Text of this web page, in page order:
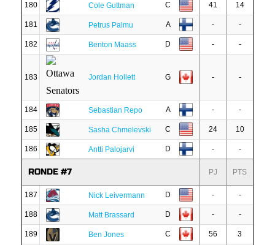
180 Cole Guttman C 41 14
181 Petrus Palmu A - -
182 Benton Maass D - -
183 Jordan Hollett G - -
184 Sebastian Repo A - -
185 Sasha Chmelevski C 24 10
186 Antti Palojarvi D - -
RONDE #7 PJ PTS
187 Nick Leivermann D - -
188 Matt Brassard D - -
189 Ben Jones C 56 3